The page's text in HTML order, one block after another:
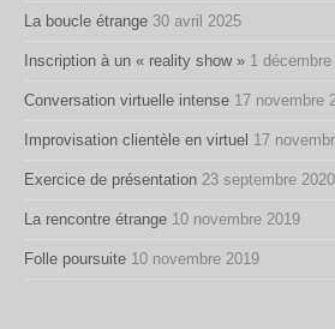
La boucle étrange 30 avril 2025
Inscription à un « reality show » 1 décembre
Conversation virtuelle intense 17 novembre
Improvisation clientèle en virtuel 17
Exercice de présentation 23 septembre 2020
La rencontre étrange 10 novembre 2019
Folle poursuite 10 novembre 2019